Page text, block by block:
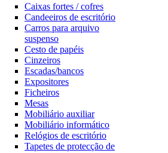
Caixas fortes / cofres
Candeeiros de escritório
Carros para arquivo
suspenso
Cesto de papéis
Cinzeiros
Escadas/bancos
Expositores
Ficheiros
Mesas
Mobiliário auxiliar
Mobiliário informático
Relógios de escritório
Tapetes de protecção de